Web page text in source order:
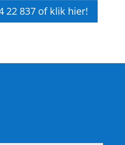
22 837 of klik hier!